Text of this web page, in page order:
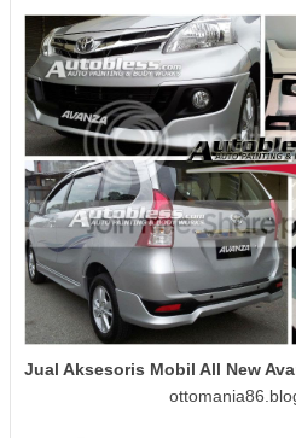
Jual Aksesoris Mobil All New